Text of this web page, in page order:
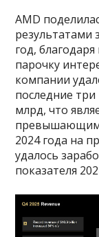
AMD
результатами
год,
парочку
компании
последние
млрд, что
превышающим
2024 года на
удалось
показателя